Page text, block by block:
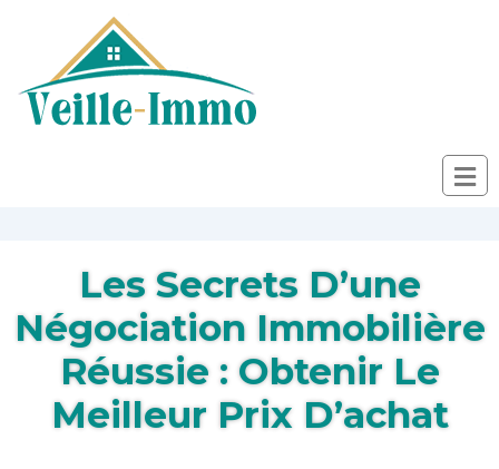
Les Secrets D’une
Négociation Immobilière
Réussie : Obtenir Le
Meilleur Prix D’achat